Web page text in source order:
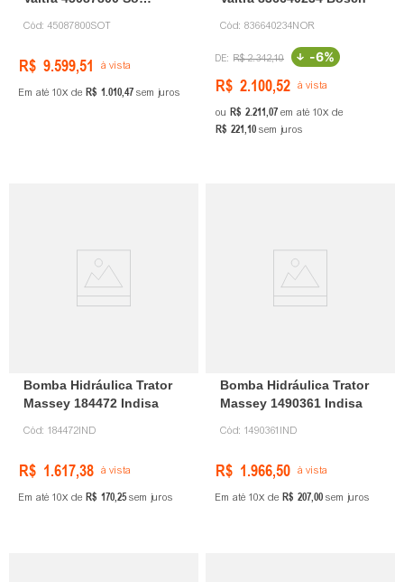
Cód:45087800SOT
R$ 9.599,51 à vista
Em até 10 de R$ 1 01047 sem juros
Cód: 836640234NOR
R$ 2.342,10 -6%
R$ 2.100,52 à vista
ou R$ 2211 07 em até 10 de
R$ 221 10 sem juros
Bomba Hidráulica Trator
Massey 184472 Indisa
Cód: 184472IND
R$ 1.617,38 à vista
Em até 10 de R$ 17025 sem juros
Bomba Hidráulica Trator
Massey 1490361 Indisa
Cód: 1490361IND
R$ 1.966,50 à vista
Em até 10 de R$ 20700 sem juros